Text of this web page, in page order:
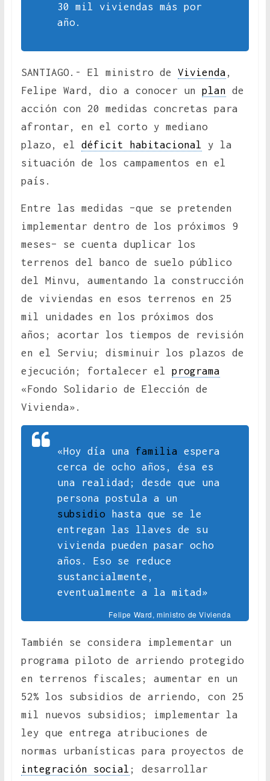
30 mil viviendas más por
año.
SANTIAGO.- El ministro de Vivienda ,
Felipe Ward, dio a conocer un plan de
acción con 20 medidas concretas para
afrontar, en el corto y mediano
plazo, el déficit habitacional y la
situación de los campamentos en el
país.
Entre las medidas –que se pretenden
implementar dentro de los próximos 9
meses– se cuenta duplicar los
terrenos del banco de suelo público
del Minvu, aumentando la construcción
de viviendas en esos terrenos en 25
mil unidades en los próximos dos
años; acortar los tiempos de revisión
en el Serviu; disminuir los plazos de
ejecución; fortalecer el programa
«Fondo Solidario de Elección de
Vivienda».
«Hoy día una familia espera
cerca de ocho años, ésa es
una realidad; desde que una
persona postula a un
subsidio hasta que se le
entregan las llaves de su
vivienda pueden pasar ocho
años. Eso se reduce
sustancialmente,
eventualmente a la mitad»
Felipe Ward, ministro de Vivienda
También se considera implementar un
programa piloto de arriendo protegido
en terrenos fiscales; aumentar en un
52% los subsidios de arriendo, con 25
mil nuevos subsidios; implementar la
ley que entrega atribuciones de
normas urbanísticas para proyectos de
integración social ; desarrollar